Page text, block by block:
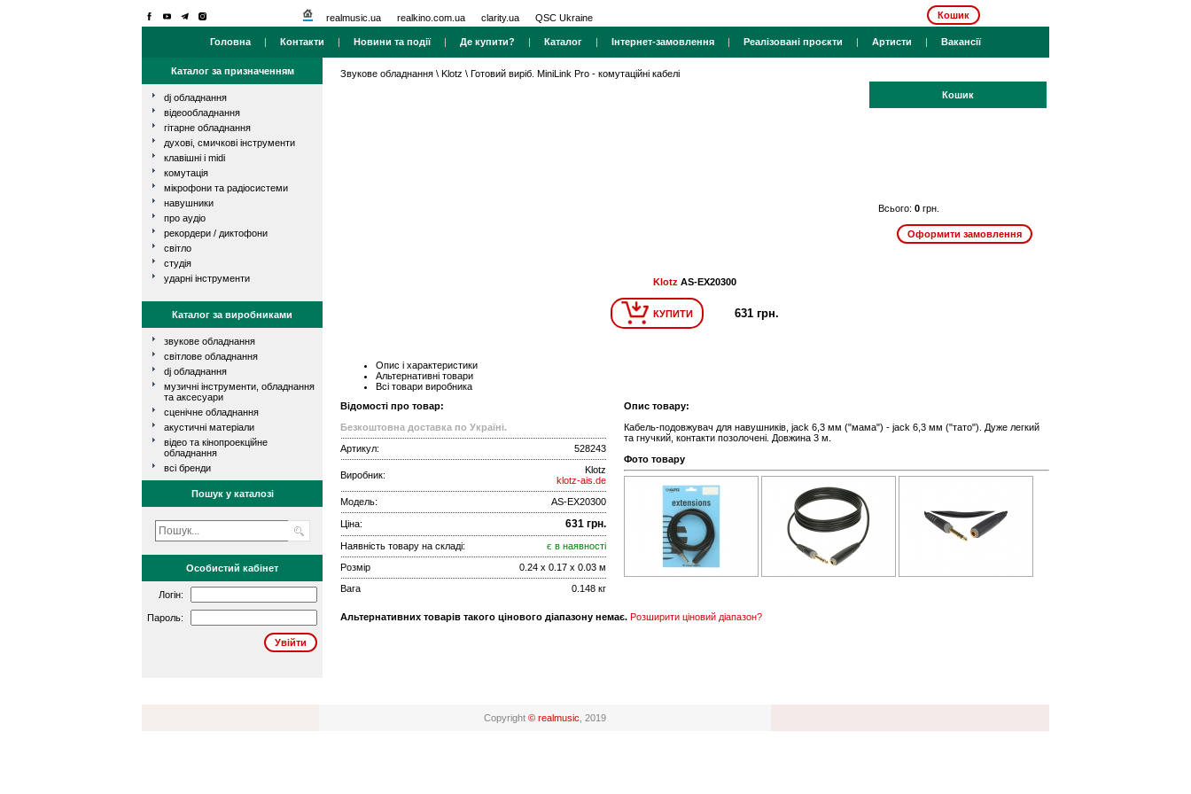
realmusic.ua realkino.com.ua clarity.ua QSC Ukraine Кошик
Головна | Контакти | Новини та події| Де купити? | Каталог | Інтернет-замовлення | Реалізовані проєкти | Артисти | Вакансії
Каталог за призначенням
dj обладнання
відеообладнання
гітарне обладнання
духові, смичкові інструменти
клавішні і midi
комутація
мікрофони та радіосистеми
навушники
про аудіо
рекордери / диктофони
світло
студія
ударні інструменти
Каталог за виробниками
звукове обладнання
світлове обладнання
dj обладнання
музичні інструменти, обладнання
та аксесуари
сценічне обладнання
акустичні матеріали
відео та кінопроекційне
обладнання
всі бренди
Пошук у каталозі
Особистий кабінет
Логін:
Пароль:
Звукове обладнання \ Klotz \ Готовий виріб. MiniLink Pro - комутаційні кабелі
Кошик
Всього: 0 грн.
Klotz AS-EX20300
КУПИТИ 631 грн.
Опис і характеристики
Альтернативні товари
Всі товари виробника
Відомості про товар:
Безкоштовна доставка по Україні.
Артикул:
528243
Виробник:
Klotz
klotz-ais.de
Модель:
AS-EX20300
Ціна: 631 грн.
Наявність товару на складі:
є в наявності
Розмір
0.24 x 0.17 x 0.03 м
Вага
0.148 кг
Опис товару:
Кабель-подовжувач для навушників, jack 6,3 мм ("мама") - jack 6,3 мм ("тато"). Дуже легкий
та гнучкий, контакти позолочені. Довжина 3 м.
Фото товару
Альтернативних товарів такого цінового діапазону немає. Розширити ціновий діапазон?
Copyright © realmusic , 2019